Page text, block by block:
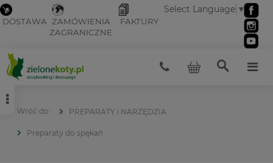
DOSTAWA ZAMÓWIENIA
ZAGRANICZNE
FAKTURY
Select Language ▼
PREPARATY i NARZĘDZIA
Preparaty do spękań